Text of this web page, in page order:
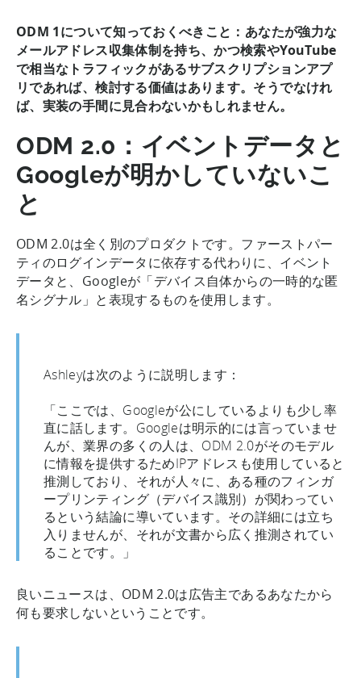
ODM 1について知っておくべきこと：あなたが強力な
メールアドレス収集体制を持ち、かつ検索やYouTube
で相当なトラフィックがあるサブスクリプションアプ
リであれば、検討する価値はあります。そうでなけれ
ば、実装の手間に見合わないかもしれません。
ODM 2.0：イベントデータと
Googleが明かしていないこ
と
ODM 2.0は全く別のプロダクトです。ファーストパー
ティのログインデータに依存する代わりに、イベント
データと、Googleが「デバイス自体からの一時的な匿
名シグナル」と表現するものを使用します。
Ashleyは次のように説明します：
「ここでは、Googleが公にしているよりも少し率
直に話します。Googleは明示的には言っていませ
んが、業界の多くの人は、ODM 2.0がそのモデル
に情報を提供するためIPアドレスも使用していると
推測しており、それが人々に、ある種のフィンガ
ープリンティング（デバイス識別）が関わってい
るという結論に導いています。その詳細には立ち
入りませんが、それが文書から広く推測されてい
ることです。」
良いニュースは、ODM 2.0は広告主であるあなたから
何も要求しないということです。